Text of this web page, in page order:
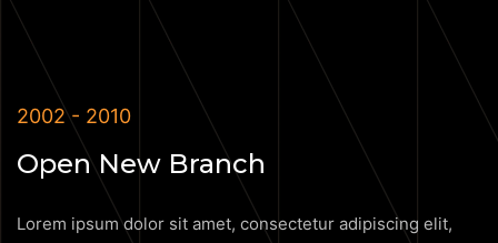
2002 - 2010
Open New Branch
Lorem ipsum dolor sit amet, consectetur adipiscing elit,